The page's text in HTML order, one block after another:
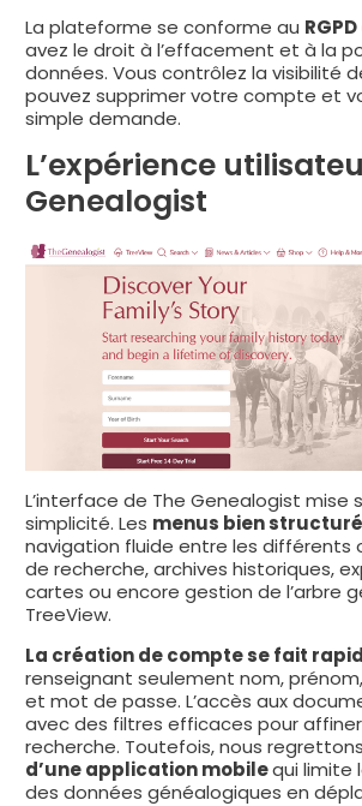
La plateforme se conforme au
avez le droit à l’effacement et à la
données. Vous contrôlez la visibilité
pouvez supprimer votre compte et
simple demande.
L’expérience
Genealogist
L’interface de The Genealogist mise
simplicité. Les menus bien
navigation fluide entre les différents
de recherche, archives historiques,
cartes ou encore gestion de l’arbre
TreeView.
La création de compte se fait
renseignant seulement nom,
et mot de passe. L’accès aux
avec des filtres efficaces pour
recherche. Toutefois, nous regrettons
d’une application mobilequi limite
des données généalogiques en